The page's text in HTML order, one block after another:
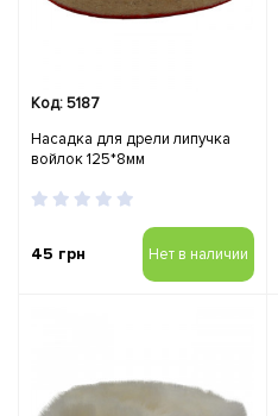
Код: 5187
Насадка для дрели липучка
войлок 125*8мм
45 грн Нет в наличии